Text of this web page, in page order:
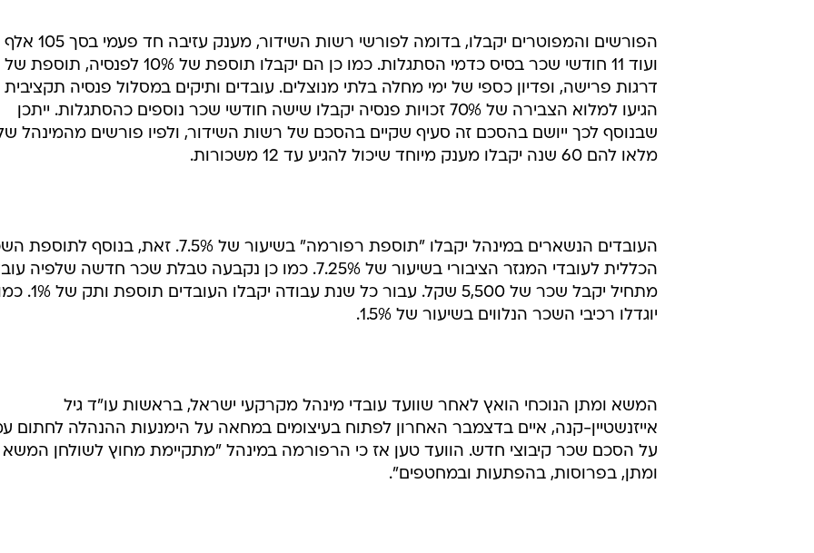
הפורשים והמפוטרים יקבלו, בדומה לפורשי
ועוד 11 חודשי שכר בסיס כדמי הסתגלות. כמו כן הם יקבלו תוספת של 10%
דרגות פרישה, ופדיון כספי של ימי מחלה בלתי מנוצלים. עובדים ותיקים במסלול פנסיה
הגיעו למלוא הצבירה של 70% זכויות פנסיה יקבלו שישה חודשי שכר נוספים כהסתגלות. ייתכן
שבנוסף לכך ייושם בהסכם זה סעיף שקיים בהסכם של רשות השידור, ולפיו פורשים מהמינהל
מלאו להם 60 שנה יקבלו מענק מיוחד שיכול להגיע עד 12 משכורות.
העובדים הנשארים במינהל יקבלו "תוספת רפורמה" בשיעור של 7.5%. זאת, בנוסף
הכללית לעובדי המגזר הציבורי בשיעור של 7.25%. כמו כן נקבעה טבלת שכר חדשה שלפיה
מתחיל יקבל שכר של 5,500 שקל. עבור כל שנת עבודה
יוגדלו רכיבי השכר הנלווים בשיעור של 1.5%.
המשא ומתן הנוכחי הואץ לאחר שוועד עובדי מינהל מקרקעי ישראל, בראשות עו"ד גיל
אייזנשטיין-קנה, איים בדצמבר האחרון לפתוח בעיצומים במחאה על הימנעות ההנהלה לחתום
על הסכם שכר קיבוצי חדש. הוועד טען אז כי הרפורמה במינהל "מתקיימת מחוץ לשולחן המשא
ומתן, בפרוסות, בהפתעות ובמחטפים".